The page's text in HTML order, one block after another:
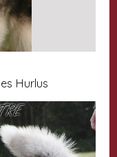
Hurlus